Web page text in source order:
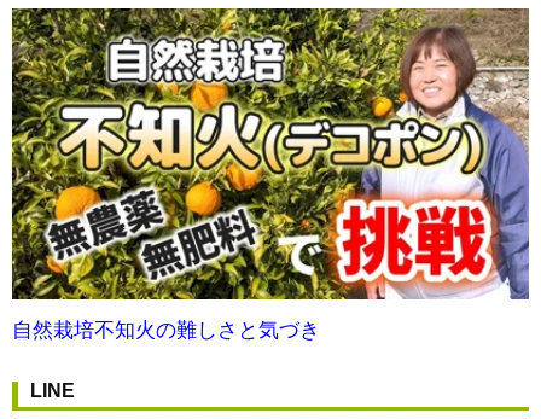
自然栽培不知火の難しさと気づき
LINE